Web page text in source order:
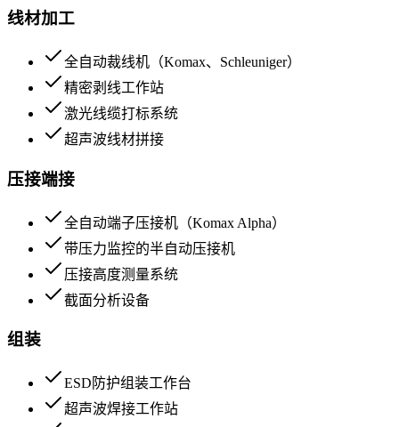
线材加工
全自动裁线机（Komax、Schleuniger）
精密剥线工作站
激光线缆打标系统
超声波线材拼接
压接端接
全自动端子压接机（Komax Alpha）
带压力监控的半自动压接机
压接高度测量系统
截面分析设备
组装
ESD防护组装工作台
超声波焊接工作站